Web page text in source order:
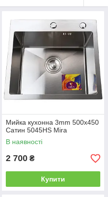
Мийка кухонна 3mm 500х450
Сатин 5045HS Mira
В наявності
2 700 ₴
Купити